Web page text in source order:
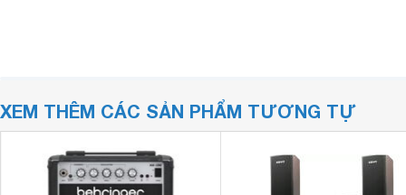
XEM THÊM CÁC SẢN PHẨM TƯƠNG TỰ